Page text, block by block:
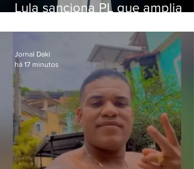
Lula sanciona PL que amplia
crianças
Jornal Daki
há 17 minutos